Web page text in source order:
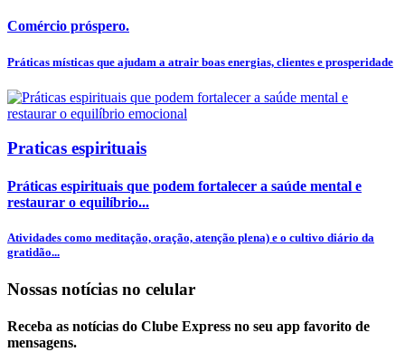
Comércio próspero.
Práticas místicas que ajudam a atrair boas energias, clientes e prosperidade
Praticas espirituais
Práticas espirituais que podem fortalecer a saúde mental e
restaurar o equilíbrio...
Atividades como meditação, oração, atenção plena) e o cultivo diário da
gratidão...
Nossas notícias no celular
Receba as notícias do Clube Express no seu app favorito de
mensagens.